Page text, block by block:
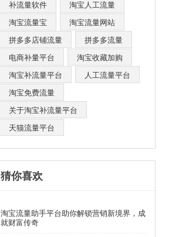
补流量软件
淘宝人工流量
淘宝流量宝
淘宝流量网站
拼多多店铺流量
拼多多流量
电商补量平台
淘宝收藏加购
淘宝补流量平台
人工流量平台
淘宝免费流量
关于淘宝补流量平台
天猫流量平台
猜你喜欢
淘宝流量助手平台助你解锁营销新境界，成
就财富传奇